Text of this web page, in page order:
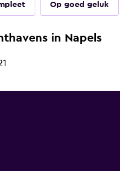
Op goed geluk
in Napels